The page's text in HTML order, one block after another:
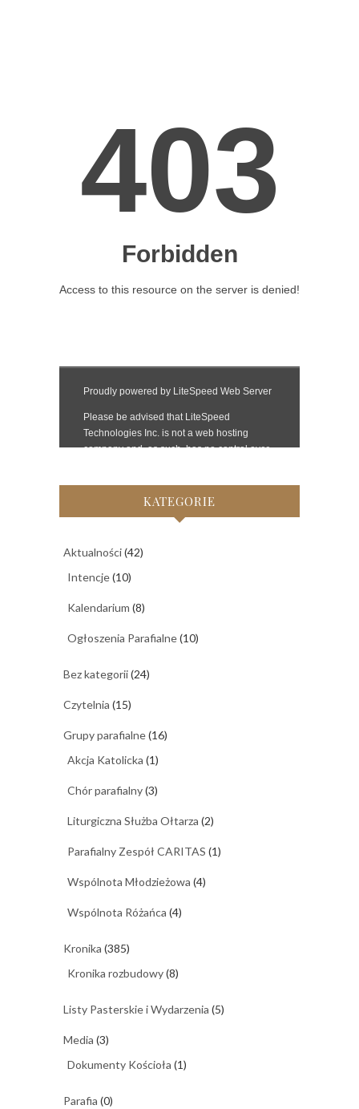
KATEGORIE
Aktualności(42)
Intencje(10)
Kalendarium (8)
Ogłoszenia Parafialne(10)
Bez kategorii(24)
Czytelnia (15)
Grupy parafialne(16)
Akcja Katolicka (1)
Chór parafialny(3)
Liturgiczna Służba Ołtarza (2)
Parafialny Zespół CARITAS (1)
Wspólnota Młodzieżowa (4)
Wspólnota Różańca (4)
Kronika (385)
Kronika rozbudowy(8)
Listy Pasterskie i Wydarzenia (5)
Media (3)
Dokumenty Kościoła (1)
Parafia (0)